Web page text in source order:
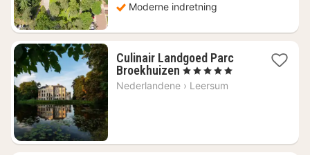
Moderne indretning
Culinair Landgoed Parc
Broekhuizen 1
nat
, 5 Stjerner
Nederlandene › Leersum